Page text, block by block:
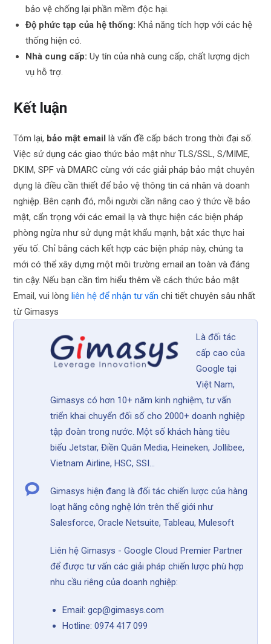
bảo vệ chống lại phần mềm độc hại.
Độ phức tạp của hệ thống: Khả năng tích hợp với các hệ
thống hiện có.
Nhà cung cấp: Uy tín của nhà cung cấp, chất lượng dịch
vụ hỗ trợ.
Kết luận
Tóm lại, bảo mật email là vấn đề cấp bách trong thời đại số.
Việc sử dụng các giao thức bảo mật như TLS/SSL, S/MIME,
DKIM, SPF và DMARC cùng với các giải pháp bảo mật chuyên
dụng là điều cần thiết để bảo vệ thông tin cá nhân và doanh
nghiệp. Bên cạnh đó, mỗi người cần nâng cao ý thức về bảo
mật, cẩn trọng với các email lạ và thực hiện các biện pháp
phòng ngừa như sử dụng mật khẩu mạnh, bật xác thực hai
yếu tố. Chỉ bằng cách kết hợp các biện pháp này, chúng ta
mới có thể xây dựng một môi trường email an toàn và đáng
tin cậy. Nếu bạn cần tìm hiểu thêm về cách thức bảo mật
Email, vui lòng liên hệ để nhận tư vấn chi tiết chuyên sâu nhất
từ Gimasys
Là đối tác
cấp cao của
Google tại
Việt Nam,
Gimasys có hơn 10+ năm kinh nghiệm, tư vấn
triển khai chuyển đối số cho 2000+ doanh nghiệp
tập đoàn trong nước. Một số khách hàng tiêu
biểu Jetstar, Điền Quân Media, Heineken, Jollibee,
Vietnam Airline, HSC, SSI...
Gimasys hiện đang là đối tác chiến lược của hàng
loạt hãng công nghệ lớn trên thế giới như
Salesforce, Oracle Netsuite, Tableau, Mulesoft
Liên hệ Gimasys - Google Cloud Premier Partner
để được tư vấn các giải pháp chiến lược phù hợp
nhu cầu riêng của doanh nghiệp:
Email: gcp@gimasys.com
Hotline: 0974 417 099